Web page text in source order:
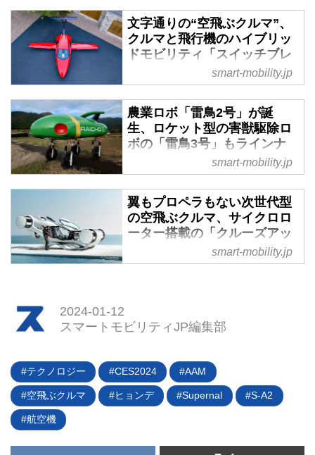
文字通りの“空飛ぶクルマ”、
クルマと飛行機のハイブリッ
ドモビリティ「スイッチブレ
ード」が初飛行に成功 - スマ
ートモビリティJP
2023年11月10日（現地時間）、
アメリカのスタートアップ企業
「Samson Sky（サムソンスカ
イ）社」が、本当の意味での空飛
ぶクルマ「Switchblade（スイッ
チブレード）」の初飛行に成功し
たと発表した。しかも、プライベ
ート用小型飛行機としては圧倒的
にコストパフォーマンスが高い価
格設定がなされている。
smart-mobility.jp
農業ロボ「雷鳥2号」が誕
生、ロケット型の害獣駆除ロ
ボの「雷鳥3号」もラインナ
ップ - スマートモビリティJP
ビリティ開発メーカーの「テムザ
ック」が多機能型農業ロボット
「雷鳥2号」の開発を発表した。
まるで某TV番組に登場するメカ
のように見えるが、雷鳥3号も放
smart-mobility.jp
翼もプロペラもない次世代型
の空飛ぶクルマ、サイクロロ
ーター搭載の「クルーズアッ
プ」が登場 - スマートモビリ
ティJP
が加速しているが、すでにその先
を見据えた次世代eVTOLの開発も
地時間）にオーストリアの
CycloTech（サイクロテック）社
が発表した「CruiseUp（クルー
自開発の浮力／推進機構を採用し
smart-mobility.jp
2024-01-12
スマートモビリティJP編集部
テクノロジー CES2024 AAM
空飛ぶクルマ ヒョンデ Supernal S-A2
航空機